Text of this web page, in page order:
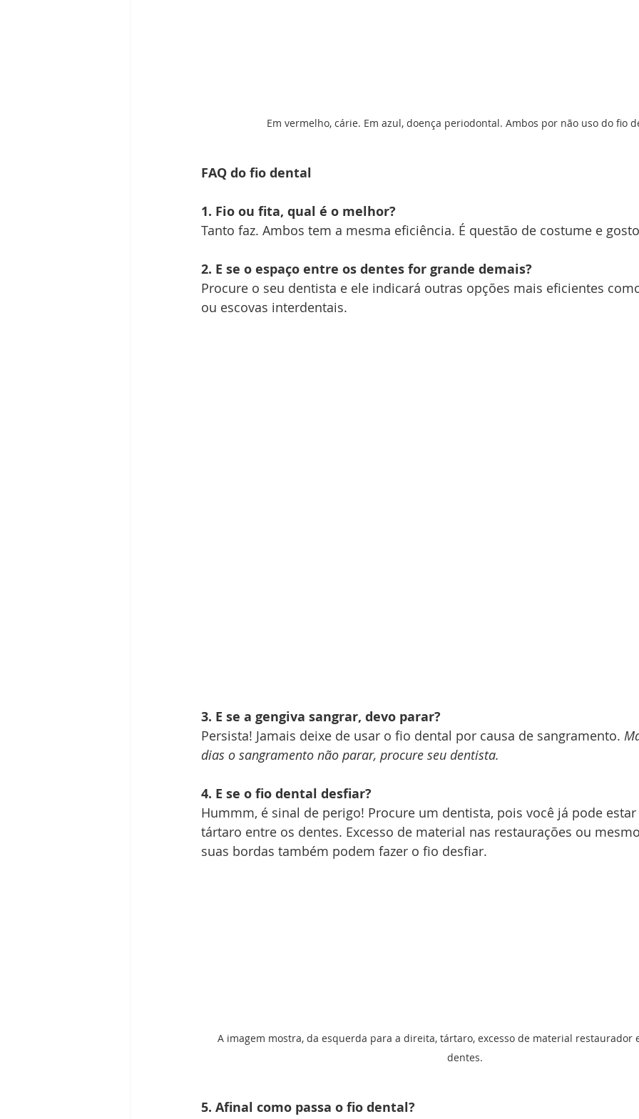
Em vermelho, cárie. Em azul, doença periodontal. Ambos por não uso do fio
FAQ do fio dental
1. Fio ou fita, qual é o melhor?
Tanto faz. Ambos tem a mesma eficiência. É questão de costume e
2. E se o espaço entre os dentes for grande demais?
Procure o seu dentista e ele indicará outras opções mais eficientes
ou escovas interdentais.
3. E se a gengiva sangrar, devo parar?
Persista! Jamais deixe de usar o fio dental por causa de sangramento.
dias o sangramento não parar, procure seu dentista.
4. E se o fio dental desfiar?
Hummm, é sinal de perigo! Procure um dentista, pois você já pode
tártaro entre os dentes. Excesso de material nas restaurações ou
suas bordas também podem fazer o fio desfiar.
A imagem mostra, da esquerda para a direita, tártaro, excesso de material restaurador
dentes.
5. Afinal como passa o fio dental?